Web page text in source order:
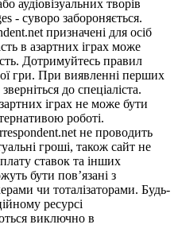
аудіовізуальних творів
- суворо забороняється.
призначені для осіб
в азартних іграх може
Дотримуйтесь правил
гри. При виявленні перших
до спеціаліста.
іграх не може бути
роботі.
не проводить
гроші, також сайт не
ставок та інших
бути пов’язані з
чи тоталізаторами. Будь-
ресурсі
виключно в